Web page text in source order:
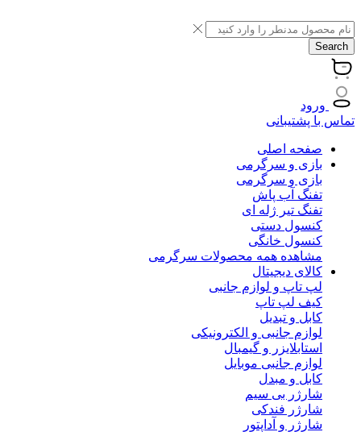
Search
ورود
تماس با پشتیبانی
صفحه اصلی
بازی و سرگرمی
بازی و سرگرمی
تفنگ آب پاش
تفنگ تیر ژله ای
کنسول دستی
کنسول خانگی
مشاهده همه محصولات سرگرمی
کالای دیجیتال
لپ تاپ و لوازم جانبی
کیف لپ تاپ
کابل و تبدیل
لوازم جانبی و الکترونیکی
استابلایزر و گیمبال
لوازم جانبی موبایل
کابل و مبدل
شارژر بی سیم
شارژر فندکی
شارژر و آداپتور